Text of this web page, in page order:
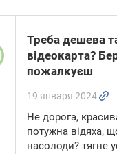
Треба дешева
відеокарта?
пожалкуєш
19 января 2024
Не дорога,
потужна відяха,
насолоди? тягне